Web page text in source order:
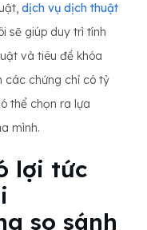
dịch vụ dịch thuật
sẽ giúp duy trì tính
và tiêu đề khóa
các chứng chỉ có tỷ
thể chọn ra lựa
mình.
lợi tức
so sánh